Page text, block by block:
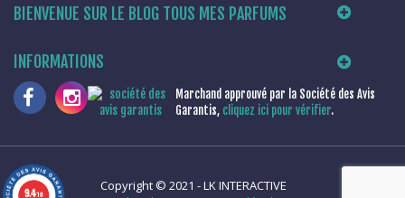
BIENVENUE SUR LE BLOG TOUS MES PARFUMS
INFORMATIONS
Marchand approuvé par la Société des Avis
Garantis, cliquez ici pour vérifier.
Copyright © 2021 -LK INTERACTIVE
9.4/10